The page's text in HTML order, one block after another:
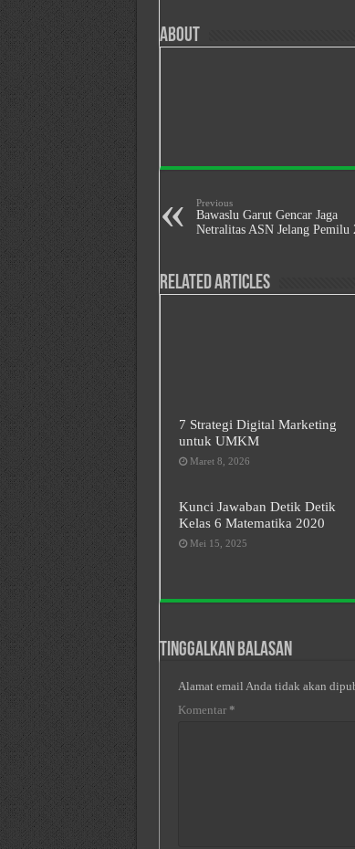
About
Previous
Bawaslu Garut Gencar Jaga
Netralitas ASN Jelang Pemilu
Related Articles
7 Strategi Digital Marketing
untuk UMKM
Maret 8, 2026
Kunci Jawaban Detik Detik
Kelas 6 Matematika 2020
Mei 15, 2025
Tinggalkan Balasan
Alamat email Anda tidak akan
Komentar *